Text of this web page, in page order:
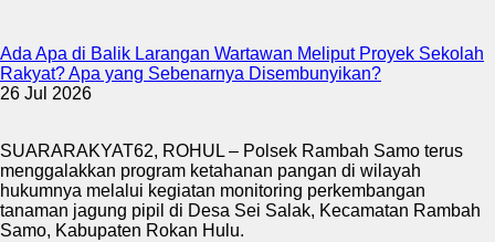
Ada Apa di Balik Larangan Wartawan Meliput Proyek Sekolah
Rakyat? Apa yang Sebenarnya Disembunyikan?
26 Jul 2026
SUARARAKYAT62, ROHUL – Polsek Rambah Samo terus
menggalakkan program ketahanan pangan di wilayah
hukumnya melalui kegiatan monitoring perkembangan
tanaman jagung pipil di Desa Sei Salak, Kecamatan Rambah
Samo, Kabupaten Rokan Hulu.